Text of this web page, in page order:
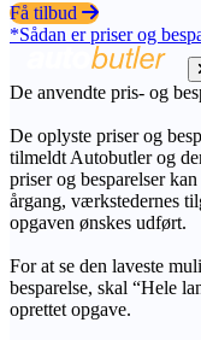
Få tilbud
*Sådan er priser og
De anvendte pris- og
De oplyste priser og
tilmeldt Autobutler og
priser og besparelser
årgang, værkstedernes
opgaven ønskes udført.
For at se den laveste
besparelse, skal “Hele
oprettet opgave.